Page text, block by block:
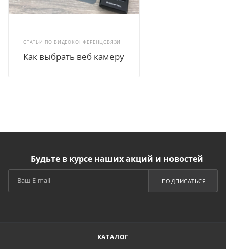
СТАТЬИ ПО ВИДЕОКОНФЕРЕНЦСВЯЗИ
Как выбрать веб камеру
Будьте в курсе наших акций и новостей
ПОДПИСАТЬСЯ
КАТАЛОГ